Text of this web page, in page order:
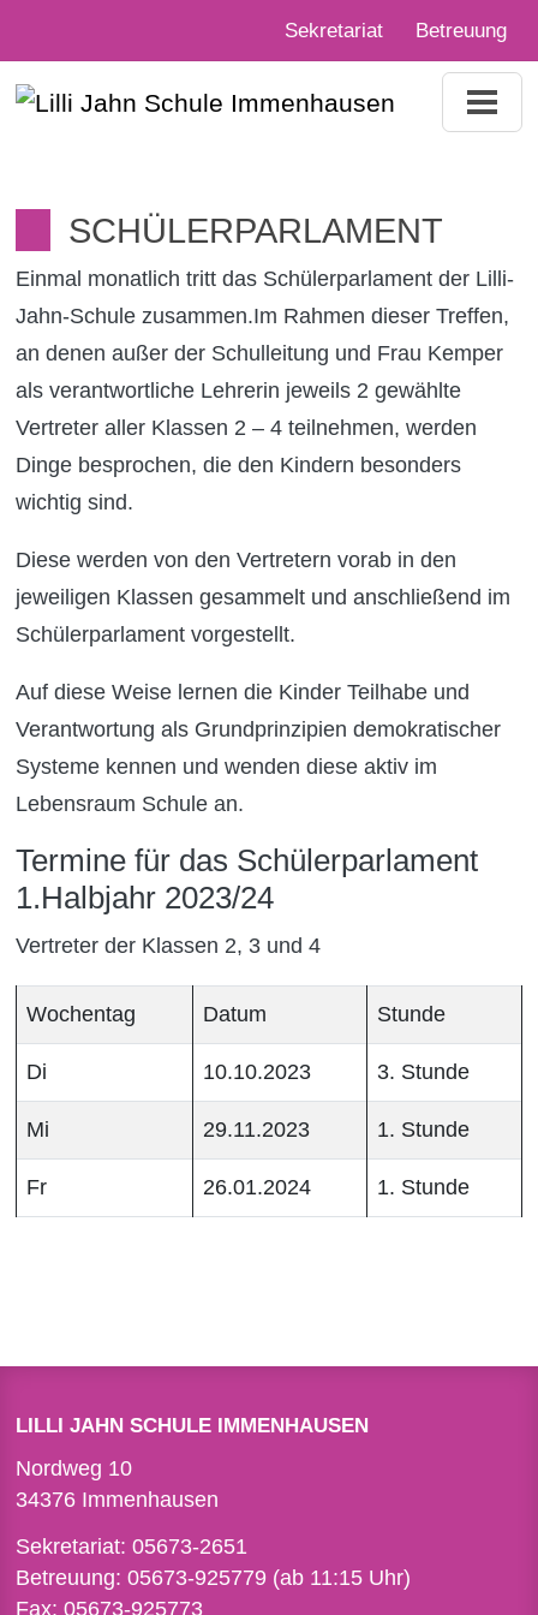
Sekretariat Betreuung
SCHÜLERPARLAMENT
Einmal monatlich tritt das Schülerparlament der Lilli-
Jahn-Schule zusammen.Im Rahmen dieser Treffen,
an denen außer der Schulleitung und Frau Kemper
als verantwortliche Lehrerin jeweils 2 gewählte
Vertreter aller Klassen 2 – 4 teilnehmen, werden
Dinge besprochen, die den Kindern besonders
wichtig sind.
Diese werden von den Vertretern vorab in den
jeweiligen Klassen gesammelt und anschließend im
Schülerparlament vorgestellt.
Auf diese Weise lernen die Kinder Teilhabe und
Verantwortung als Grundprinzipien demokratischer
Systeme kennen und wenden diese aktiv im
Lebensraum Schule an.
Termine für das Schülerparlament
1.Halbjahr 2023/24
Vertreter der Klassen 2, 3 und 4
Wochentag Datum Stunde
Di 10.10.2023 3. Stunde
Mi 29.11.2023 1. Stunde
Fr 26.01.2024 1. Stunde
LILLI JAHN SCHULE IMMENHAUSEN
Nordweg 10
34376 Immenhausen
Sekretariat: 05673-2651
Betreuung: 05673-925779(ab 11:15 Uhr)
Fax: 05673-925773